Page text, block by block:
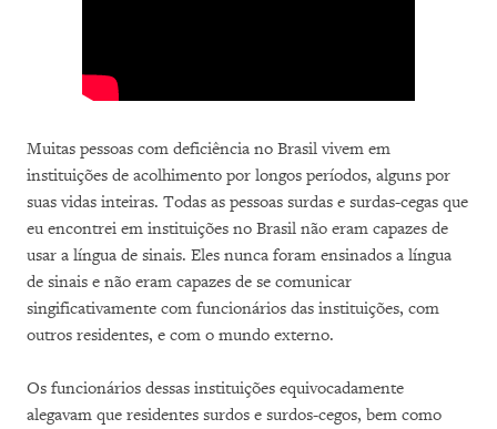
Muitas pessoas com deficiência no Brasil vivem em
instituições de acolhimento por longos períodos, alguns por
suas vidas inteiras. Todas as pessoas surdas e surdas-cegas que
eu encontrei em instituições no Brasil não eram capazes de
usar a língua de sinais. Eles nunca foram ensinados a língua
de sinais e não eram capazes de se comunicar
singificativamente com funcionários das instituições, com
outros residentes, e com o mundo externo.
Os funcionários dessas instituições equivocadamente
alegavam que residentes surdos e surdos-cegos, bem como